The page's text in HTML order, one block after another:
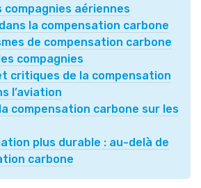
compagnies aériennes
la compensation carbone
de compensation carbone
compagnies
critiques de la compensation
l’aviation
la compensation carbone sur les
plus durable : au-delà de
carbone